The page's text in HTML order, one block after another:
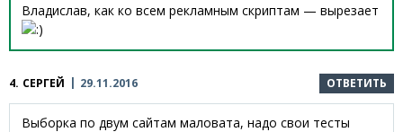
Владислав, как ко всем рекламным скриптам — вырезает
4. СЕРГЕЙ 29.11.2016 ОТВЕТИТЬ
Выборка по двум сайтам маловата, надо свои тесты